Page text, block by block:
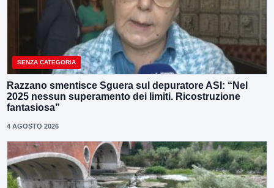
SENZA CATEGORIA
Razzano smentisce Sguera sul depuratore ASI: “Nel
2025 nessun superamento dei limiti. Ricostruzione
fantasiosa”
4 AGOSTO 2026